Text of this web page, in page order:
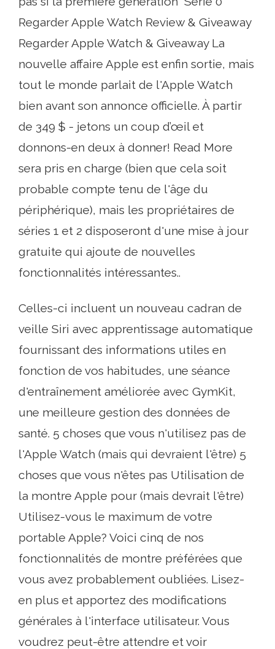
Regarder Apple Watch Review & Giveaway
Regarder Apple Watch & Giveaway La
nouvelle affaire Apple est enfin sortie, mais
tout le monde parlait de l'Apple Watch
bien avant son annonce officielle. À partir
de 349 $ - jetons un coup d’œil et
donnons-en deux à donner! Read More
sera pris en charge (bien que cela soit
probable compte tenu de l'âge du
périphérique), mais les propriétaires de
séries 1 et 2 disposeront d'une mise à jour
gratuite qui ajoute de nouvelles
fonctionnalités intéressantes..
Celles-ci incluent un nouveau cadran de
veille Siri avec apprentissage automatique
fournissant des informations utiles en
fonction de vos habitudes, une séance
d'entraînement améliorée avec GymKit,
une meilleure gestion des données de
santé. 5 choses que vous n'utilisez pas de
l'Apple Watch (mais qui devraient l'être) 5
choses que vous n'êtes pas Utilisation de
la montre Apple pour (mais devrait l'être)
Utilisez-vous le maximum de votre
portable Apple? Voici cinq de nos
fonctionnalités de montre préférées que
vous avez probablement oubliées. Lisez-
en plus et apportez des modifications
générales à l'interface utilisateur. Vous
voudrez peut-être attendre et voir